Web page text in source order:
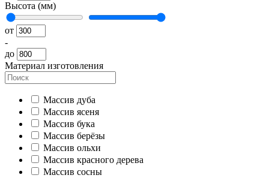
Высота (мм)
от
-
до
Материал изготовления
Массив дуба
Массив ясеня
Массив бука
Массив берёзы
Массив ольхи
Массив красного дерева
Массив сосны